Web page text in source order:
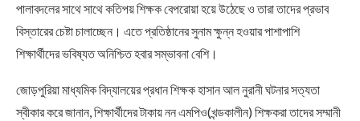
পালাবদলের সাথে সাথে কতিপয় শিক্ষক বেপরোয়া হয়ে উঠেছে ও তারা তাদের প্রভাব
বিস্তারের চেষ্টা চালাচ্ছেন। এতে প্রতিষ্ঠানের সুনাম ক্ষুন্ন হওয়ার পাশাপাশি
শিক্ষার্থীদের ভবিষ্যত অনিশ্চিত হবার সম্ভাবনা বেশি।
জোড়পুরিয়া মাধ্যমিক বিদ্যালয়ের প্রধান শিক্ষক হাসান আল নুরানী ঘটনার সত্যতা
স্বীকার করে জানান, শিক্ষার্থীদের টাকায় নন এমপিও(খন্ডকালীন) শিক্ষকরা তাদের সম্মানী